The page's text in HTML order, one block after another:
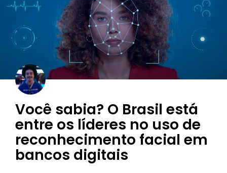
Você sabia? O Brasil está
entre os líderes no uso de
reconhecimento facial em
bancos digitais